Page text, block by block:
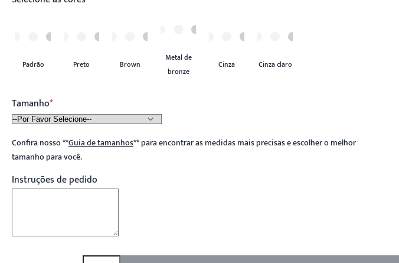
Padrão Preto Brown
Metal de
bronze
Cinza Cinza claro
Tamanho
Confira nosso**Guia de tamanhos**para encontrar as medidas mais precisas e escolher o melhor
tamanho para você.
Instruções de pedido